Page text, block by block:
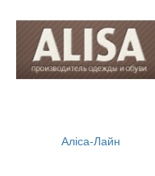
Аліса-Лайн